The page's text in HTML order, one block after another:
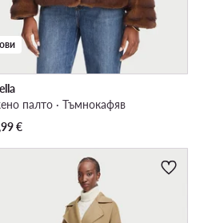
палто · Тъмнокафяв
€